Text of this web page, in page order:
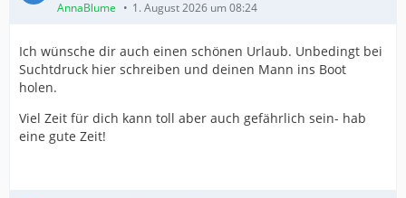
AnnaBlume 1. August 2026 um 08:24
Ich wünsche dir auch einen schönen Urlaub. Unbedingt bei
Suchtdruck hier schreiben und deinen Mann ins Boot
holen.
Viel Zeit für dich kann toll aber auch gefährlich sein- hab
eine gute Zeit!